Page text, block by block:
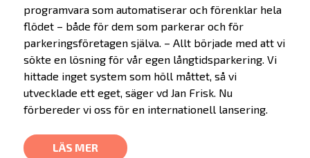
programvara som automatiserar och förenklar hela
flödet – både för dem som parkerar och för
parkeringsföretagen själva. – Allt började med att vi
sökte en lösning för vår egen långtidsparkering. Vi
hittade inget system som höll måttet, så vi
utvecklade ett eget, säger vd Jan Frisk. Nu
förbereder vi oss för en internationell lansering.
LÄS MER